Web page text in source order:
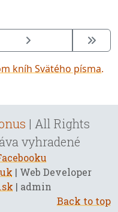
kníh Svätého písma.
| All Rights
vyhradené
| Web Developer
| admin
Back to top